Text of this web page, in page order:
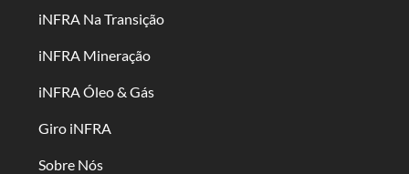
iNFRA Na Transição
iNFRA Mineração
iNFRA Óleo & Gás
Giro iNFRA
Sobre Nós